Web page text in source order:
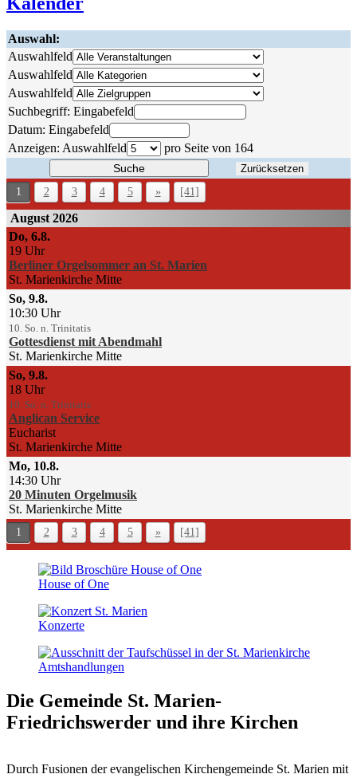
Auswahl:
Auswahlfeld
Auswahlfeld
Auswahlfeld
Suchbegriff: Eingabefeld
Datum: Eingabefeld
Anzeigen: Auswahlfeld pro Seite von 164
Suche
Zurücksetzen
1
2 3 4 5 » [41]
August 2026
Do, 6.8.
19 Uhr
Berliner Orgelsommer an St. Marien
St. Marienkirche Mitte
So, 9.8.
10:30 Uhr
10. So. n. Trinitatis
Gottesdienst mit Abendmahl
St. Marienkirche Mitte
So, 9.8.
18 Uhr
10. So. n. Trinitatis
Anglican Service
Eucharist
St. Marienkirche Mitte
Mo, 10.8.
14:30 Uhr
20 Minuten Orgelmusik
St. Marienkirche Mitte
1 2 3 4 5 » [41]
House of One
Konzerte
Amts­handlungen
Die Gemeinde St. Marien-
Friedrichswerder und ihre Kirchen
Durch Fusionen der evangelischen Kirchengemeinde St. Marien mit